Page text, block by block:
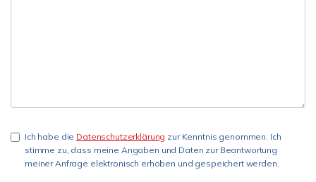
Ich habe die Datenschutzerklärung zur Kenntnis genommen. Ich
stimme zu, dass meine Angaben und Daten zur Beantwortung
meiner Anfrage elektronisch erhoben und gespeichert werden.